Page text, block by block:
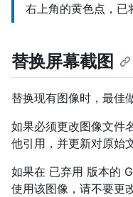
右上角的黄色点，已
替换屏幕截图
替换现有图像时，最佳
如果必须更改图像文件
他引用，并更新对原始
如果在 已弃用 版本的
使用该图像，请不要更